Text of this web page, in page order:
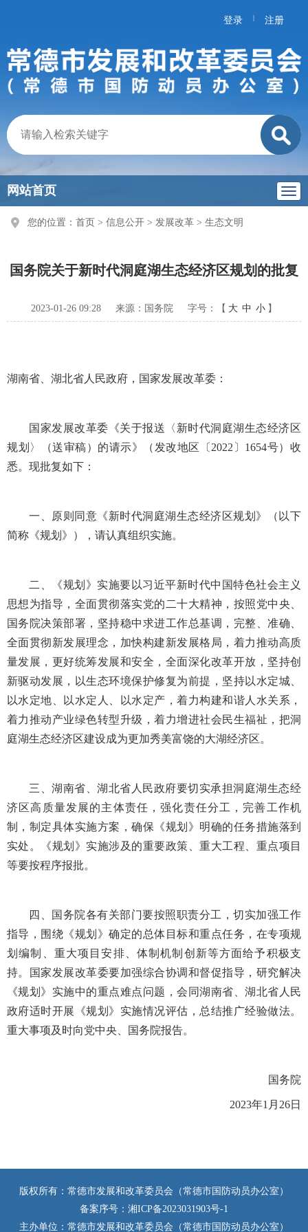
登录 | 注册
网站首页
您的位置： 首页 > 信息公开 > 发展改革 > 生态文明
国务院关于新时代洞庭湖生态经济区规划的批复
2023-01-26 09:28 来源：国务院 字号：【 大 中 小 】
湖南省、湖北省人民政府，国家发展改革委：
国家发展改革委《关于报送〈新时代洞庭湖生态经济区
规划〉（送审稿）的请示》（发改地区〔2022〕1654号）收
悉。现批复如下：
一、原则同意《新时代洞庭湖生态经济区规划》（以下
简称《规划》），请认真组织实施。
二、《规划》实施要以习近平新时代中国特色社会主义
思想为指导，全面贯彻落实党的二十大精神，按照党中央、
国务院决策部署，坚持稳中求进工作总基调，完整、准确、
全面贯彻新发展理念，加快构建新发展格局，着力推动高质
量发展，更好统筹发展和安全，全面深化改革开放，坚持创
新驱动发展，以生态环境保护修复为前提，坚持以水定城、
以水定地、以水定人、以水定产，着力构建和谐人水关系，
着力推动产业绿色转型升级，着力增进社会民生福祉，把洞
庭湖生态经济区建设成为更加秀美富饶的大湖经济区。
三、湖南省、湖北省人民政府要切实承担洞庭湖生态经
济区高质量发展的主体责任，强化责任分工，完善工作机
制，制定具体实施方案，确保《规划》明确的任务措施落到
实处。《规划》实施涉及的重要政策、重大工程、重点项目
等要按程序报批。
四、国务院各有关部门要按照职责分工，切实加强工作
指导，围绕《规划》确定的总体目标和重点任务，在专项规
划编制、重大项目安排、体制机制创新等方面给予积极支
持。国家发展改革委要加强综合协调和督促指导，研究解决
《规划》实施中的重点难点问题，会同湖南省、湖北省人民
政府适时开展《规划》实施情况评估，总结推广经验做法。
重大事项及时向党中央、国务院报告。
国务院
2023年1月26日
版权所有：常德市发展和改革委员会（常德市国防动员办公室）
备案序号： 湘ICP备2023031903号-1
主办单位：常德市发展和改革委员会（常德市国防动员办公室）